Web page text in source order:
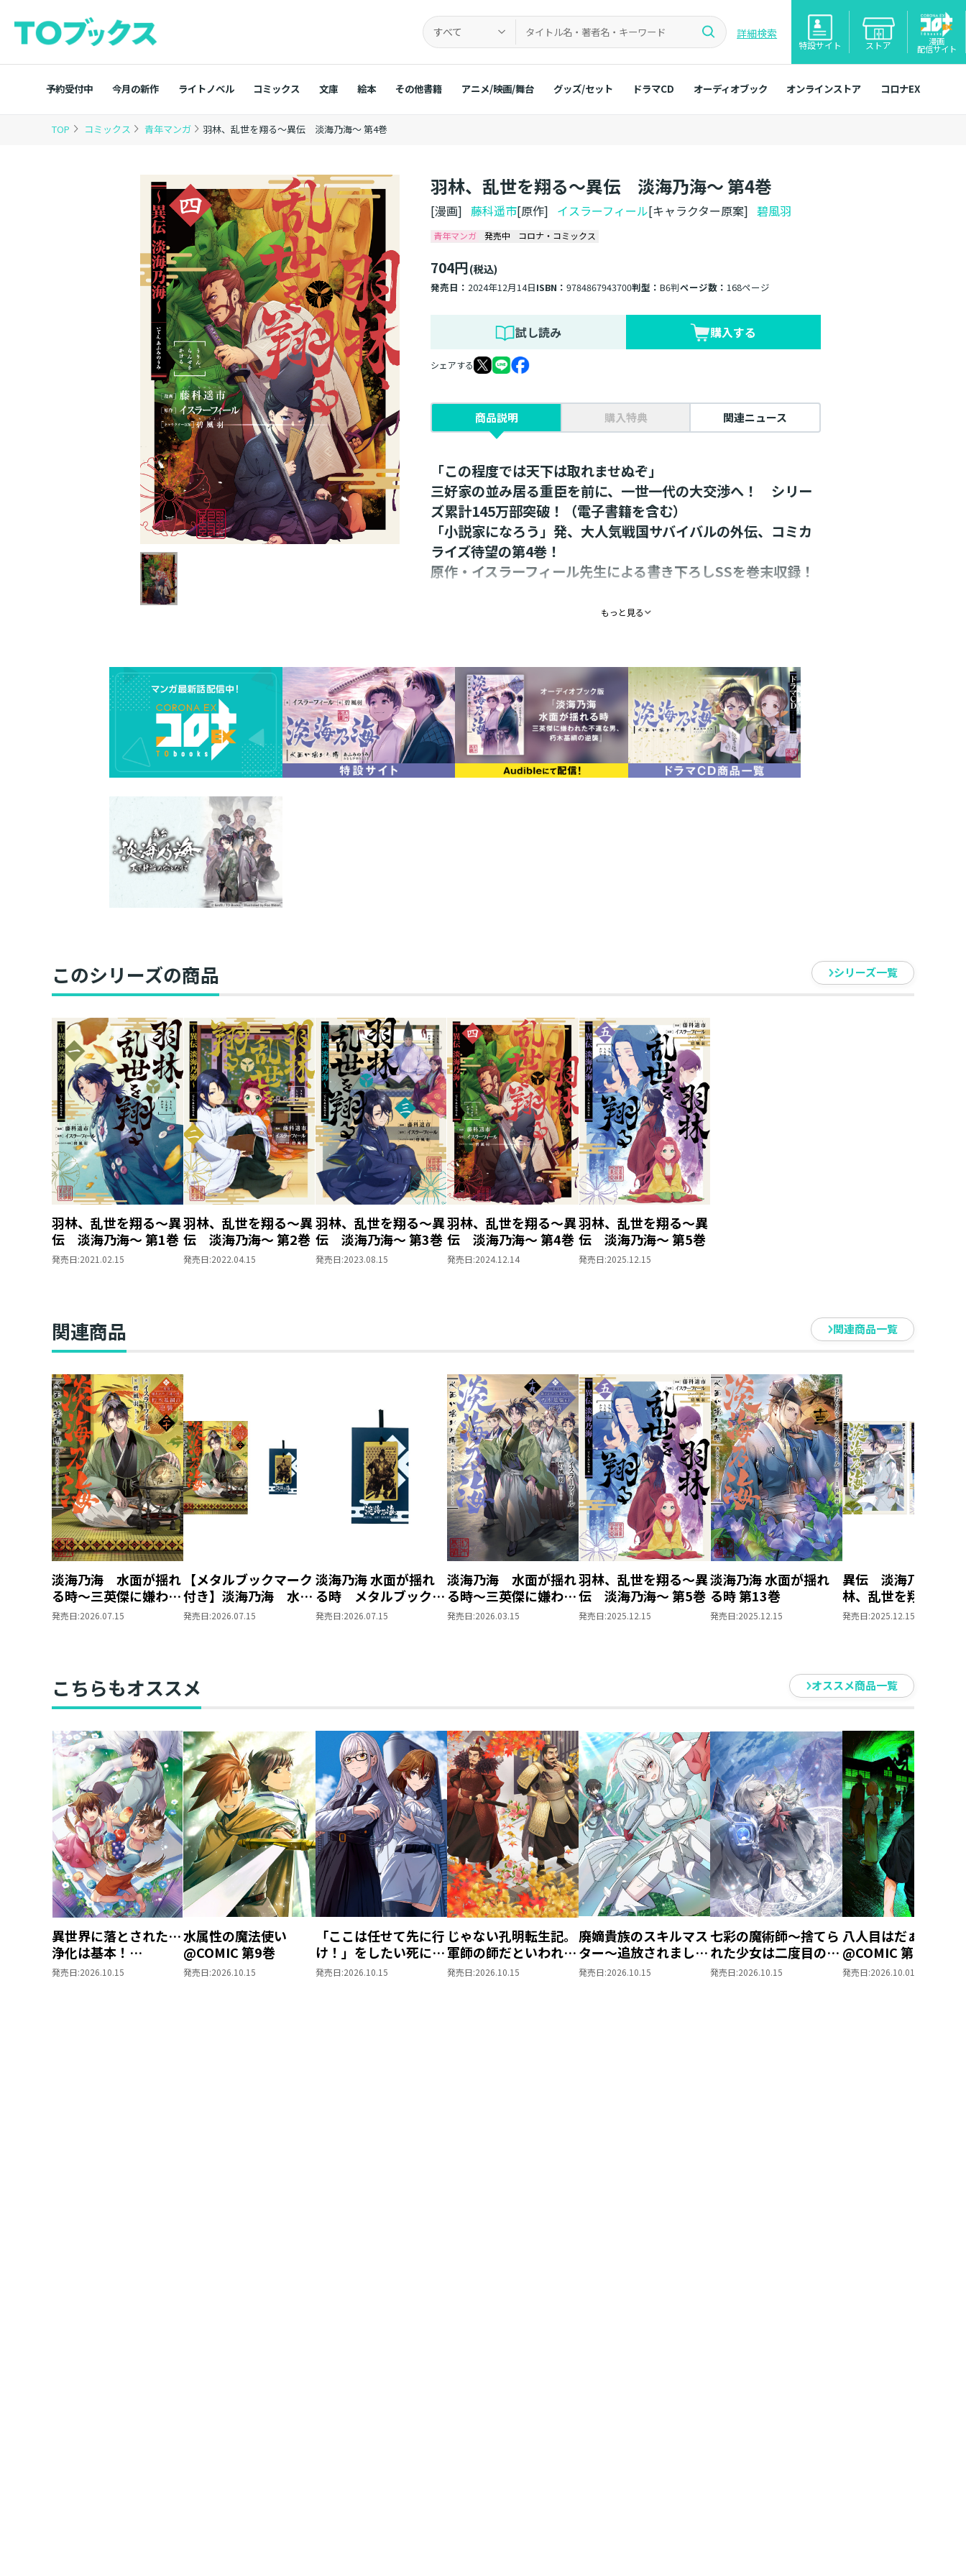
すべて 詳細検索
特設サイト ストア 漫画
配信サイト
予約受付中 今月の新作 ライトノベル コミックス 文庫 絵本 その他書籍 アニメ/映画/舞台 グッズ/セット ドラマCD オーディオブック オンラインストア コロナEX
TOP コミックス 青年マンガ 羽林、乱世を翔る～異伝 淡海乃海～ 第4巻
羽林、乱世を翔る～異伝 淡海乃海～ 第4巻
[漫画]藤科遥市[原作] イスラーフィール[キャラクター原案]碧風羽
青年マンガ 発売中 コロナ・コミックス
704円(税込)
発売日：2024年12月14日ISBN：9784867943700判型：B6判ページ数：168ページ
試し読み 購入する
シェアする
商品説明 購入特典 関連ニュース
「この程度では天下は取れませぬぞ」
三好家の並み居る重臣を前に、一世一代の大交渉へ！ シリー
ズ累計145万部突破！（電子書籍を含む）
「小説家になろう」発、大人気戦国サバイバルの外伝、コミカ
ライズ待望の第4巻！
原作・イスラーフィール先生による書き下ろしSSを巻末収録！
れないほどにまで弱っていた。もし崩御した場合、御大葬にかかる費用は
一千貫 ――現代に換算すれば一億円を超える大金だ。貧窮にあえぐ朝廷にはと
ても出せない金額だった。しかも本来なら費用を出すはずの幕府には黙殺
されてしまう。このままでは葬式も出せないまま遺体が朽ちかねない。朝
廷の危機を回避するため、三好家の本拠地・芥川山城でいざ交渉へ！
「この程度では天下は取れませぬぞ」
三好家の並み居る重臣を前に、一世一代の大交渉へ！
もっと見る
このシリーズの商品 シリーズ一覧
羽林、乱世を翔る～異
伝 淡海乃海～ 第1巻
発売日:2021.02.15
羽林、乱世を翔る～異
伝 淡海乃海～ 第2巻
発売日:2022.04.15
羽林、乱世を翔る～異
伝 淡海乃海～ 第3巻
発売日:2023.08.15
羽林、乱世を翔る～異
伝 淡海乃海～ 第4巻
発売日:2024.12.14
羽林、乱世を翔る～異
伝 淡海乃海～ 第5巻
発売日:2025.12.15
関連商品 関連商品一覧
淡海乃海 水面が揺れ
る時～三英傑に嫌われ
た不運な男、朽木基綱
発売日:2026.07.15
【メタルブックマーク
付き】淡海乃海 水面
が揺れる時～三英傑に
発売日:2026.07.15
淡海乃海 水面が揺れ
る時 メタルブックマ
ーク
発売日:2026.07.15
淡海乃海 水面が揺れ
る時～三英傑に嫌われ
た不運な男、朽木基綱
発売日:2026.03.15
羽林、乱世を翔る～異
伝 淡海乃海～ 第5巻
発売日:2025.12.15
淡海乃海 水面が揺れ
る時 第13巻
発売日:2025.12.15
異伝 淡海乃海～羽
林、乱世を翔る～
作小説第6巻＋コミッ
発売日:2025.12.15
こちらもオススメ オススメ商品一覧
異世界に落とされた…
浄化は基本！
@COMIC 第7巻
発売日:2026.10.15
水属性の魔法使い
@COMIC 第9巻
発売日:2026.10.15
「ここは任せて先に行
け！」をしたい死にた
がりの望まぬ宇宙下剋
発売日:2026.10.15
じゃない孔明転生記。
軍師の師だといわれま
しても@COMIC 第3巻
発売日:2026.10.15
廃嫡貴族のスキルマス
ター～追放されました
が、『スキル創造』で
発売日:2026.10.15
七彩の魔術師～捨てら
れた少女は二度目の人
生を妖精と歩む～
発売日:2026.10.15
八人目はだぁれ？
@COMIC 第1巻
発売日:2026.10.01